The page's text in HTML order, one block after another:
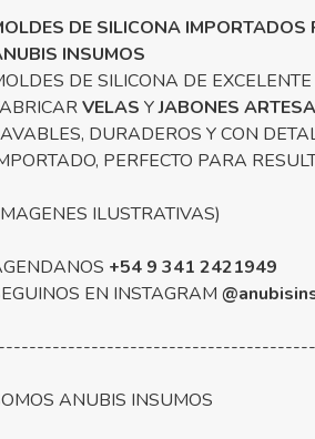
DE SILICONA IMPORTADOS
INSUMOS
DE SILICONA DE
VELAS YJABONES
DURADEROS Y CON
PERFECTO PARA
ILUSTRATIVAS)
+54 9 341 2421949
EN INSTAGRAM
ANUBIS INSUMOS